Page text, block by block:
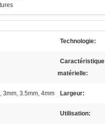
Technologie:
Caractéristique
matérielle:
3mm, 3.5mm, 4mm Largeur:
Utilisation: